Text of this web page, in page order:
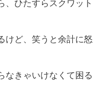
、ひたすらスクワット
けど、笑うと余計に怒
なきゃいけなくて困る